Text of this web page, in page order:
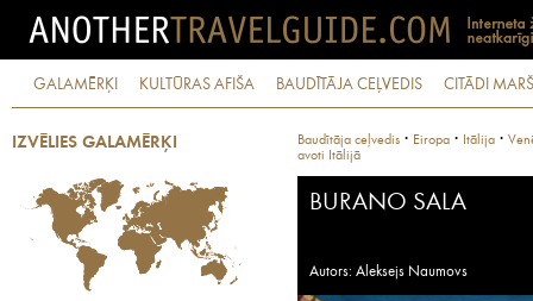
GALAMĒRĶI KULTŪRAS AFIŠA BAUDĪTĀJA CEĻVEDIS CITĀDI
IZVĒLIES GALAMĒRĶI Baudītāja ceļvedis · Eiropa · Itālija ·
avoti Itālijā
BURANO SALA
Autors: Aleksejs Naumovs